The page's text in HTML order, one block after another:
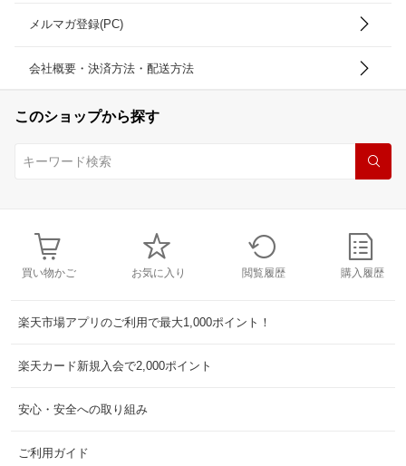
メルマガ登録(PC)
会社概要・決済方法・配送方法
このショップから探す
買い物かご お気に入り 閲覧履歴 購入履歴
楽天市場アプリのご利用で最大1,000ポイント！
楽天カード新規入会で2,000ポイント
安心・安全への取り組み
ご利用ガイド